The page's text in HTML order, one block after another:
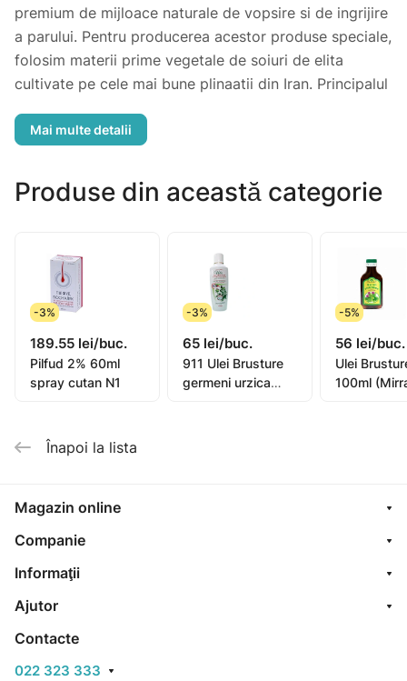
premium de mijloace naturale de vopsire si de ingrijire
a parului. Pentru producerea acestor produse speciale,
folosim materii prime vegetale de soiuri de elita
cultivate pe cele mai bune plinaatii din Iran. Principalul
atunci cand vopsiti, obtineti o culoare mai profunda,
din henna incolora vor da in rezultat si mai rapid si mai
vizibil
Produse din această categorie
-3%
189.55 lei/buc.
Pilfud 2% 60ml
spray cutan N1
-3%
65 lei/buc.
911 Ulei Brusture
germeni urzica
-5%
56 lei/buc.
Ulei
100ml
Înapoi la lista
Magazin online
Companie
Informaţii
Ajutor
Contacte
022 323 333